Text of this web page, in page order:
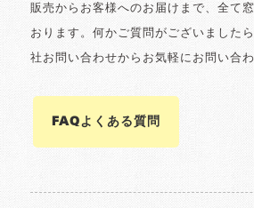
販売からお客様へのお届けまで、全て
おります。何かご質問がございました
社お問い合わせからお気軽にお問い合わ
FAQよくある質問